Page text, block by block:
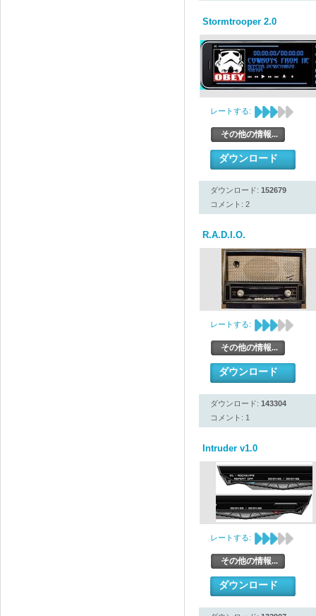
Stormtrooper 2.0
レートする:
その他の情報...
ダウンロード
ダウンロード: 152679
コメント: 2
R.A.D.I.O.
レートする:
その他の情報...
ダウンロード
ダウンロード: 143304
コメント: 1
Intruder v1.0
レートする:
その他の情報...
ダウンロード